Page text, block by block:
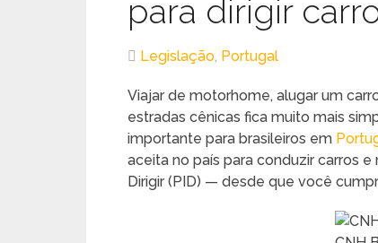
para dirigir
Legislação, Portugal
Viajar de motorhome, alugar um
estradas cênicas fica muito mais
importante para brasileiros em
aceita no país para conduzir carros
Dirigir (PID) — desde que você